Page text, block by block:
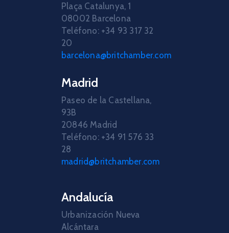
Plaça Catalunya, 1
08002 Barcelona
Teléfono: +34 93 317 32
20
barcelona@britchamber.com
Madrid
Paseo de la Castellana,
93B
20846 Madrid
Teléfono: +34 91 576 33
28
madrid@britchamber.com
Andalucía
Urbanización Nueva
Alcántara